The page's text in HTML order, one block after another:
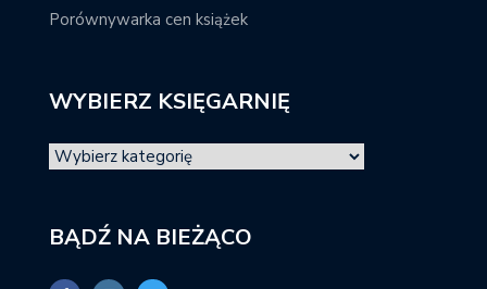
Porównywarka cen książek
WYBIERZ KSIĘGARNIĘ
BĄDŹ NA BIEŻĄCO